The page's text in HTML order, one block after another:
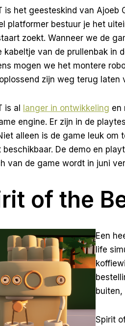
is het geesteskind van Ajoeb
platformer bestuur je het
zoekt. Wanneer we de
kabeltje van de prullenbak in
mogen we het montere
zijn weg terug laten
is al langer in ontwikkeling en
engine. Er zijn in de
alleen is de game leuk om
beschikbaar. De demo en
van de game wordt in juni
of the
Een
life
Spirit